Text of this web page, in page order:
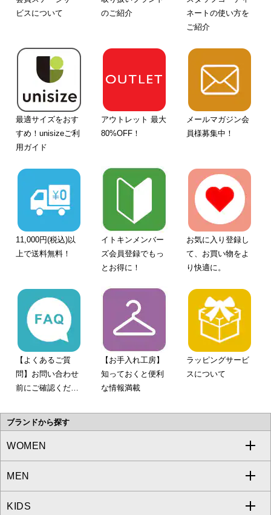
ビスについて
のご紹介
ネートの使い方を
ご紹介
最適サイズをおす
すめ！unisizeご利
用ガイド
アウトレット 最大
80%OFF！
メールマガジン会
員様募集中！
11,000円(税込)以
上で送料無料！
イトキンメンバー
ズ会員登録でもっ
とお得に！
お気に入り登録し
て、お買い物をよ
り快適に。
【よくあるご質
問】お問い合わせ
前にご確認くださ
【お手入れ工房】
知っておくと便利
な情報満載
ラッピングサービ
スについて
ブランドから探す
WOMEN
a.v.v
MICHEL KLEIN
MEN
a.v.v
KIDS